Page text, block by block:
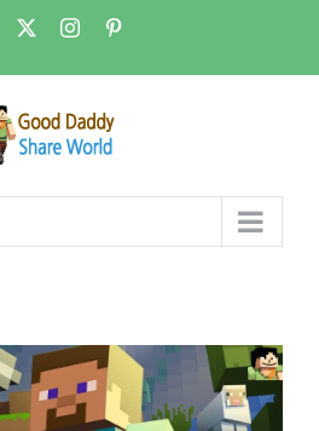
Facebook Instagram